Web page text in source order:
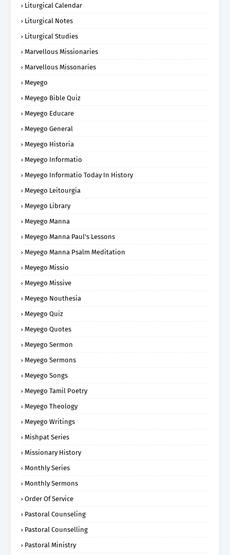
Liturgical Calendar
Liturgical Notes
Liturgical Studies
Marvellous Missionaries
Marvellous Missonaries
Meyego
Meyego Bible Quiz
Meyego Educare
Meyego General
Meyego Historia
Meyego Informatio
Meyego Informatio Today In History
Meyego Leitourgia
Meyego Library
Meyego Manna
Meyego Manna Paul's Lessons
Meyego Manna Psalm Meditation
Meyego Missio
Meyego Missive
Meyego Nouthesia
Meyego Quiz
Meyego Quotes
Meyego Sermon
Meyego Sermons
Meyego Songs
Meyego Tamil Poetry
Meyego Theology
Meyego Writings
Mishpat Series
Missionary History
Monthly Series
Monthly Sermons
Order Of Service
Pastoral Counseling
Pastoral Counselling
Pastoral Ministry